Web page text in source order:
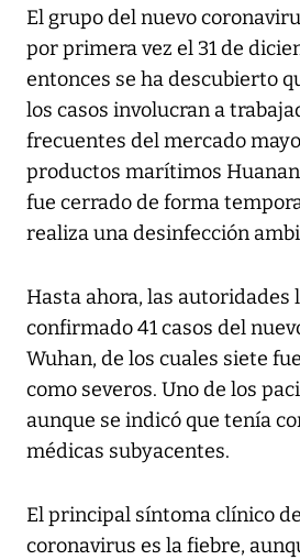
El grupo del nuevo
por primera vez el 31 de
entonces se ha descubierto
los casos involucran a
frecuentes del mercado
productos marítimos
fue cerrado de forma
realiza una desinfección
Hasta ahora, las autoridades
confirmado 41 casos del
Wuhan, de los cuales siete
como severos. Uno de los
aunque se indicó que tenía
médicas subyacentes.
El principal síntoma clínico
coronavirus es la fiebre,